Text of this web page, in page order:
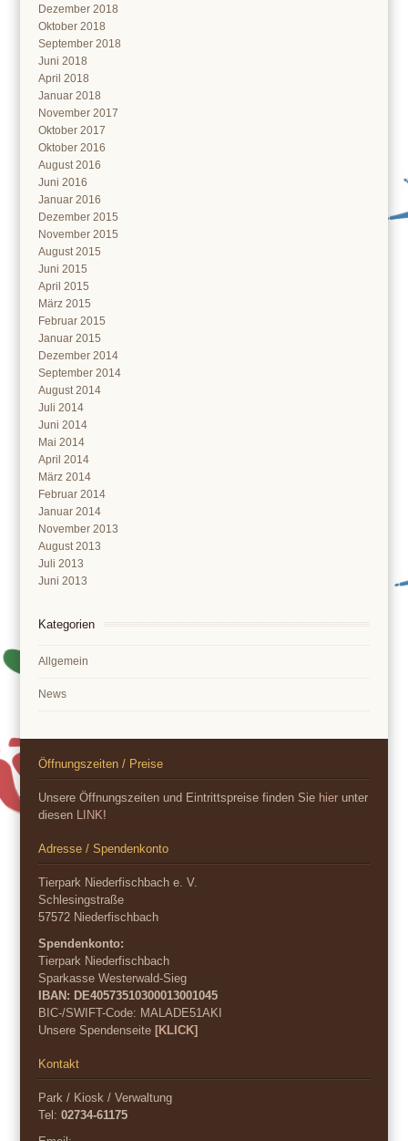
Dezember 2018
Oktober 2018
September 2018
Juni 2018
April 2018
Januar 2018
November 2017
Oktober 2017
Oktober 2016
August 2016
Juni 2016
Januar 2016
Dezember 2015
November 2015
August 2015
Juni 2015
April 2015
März 2015
Februar 2015
Januar 2015
Dezember 2014
September 2014
August 2014
Juli 2014
Juni 2014
Mai 2014
April 2014
März 2014
Februar 2014
Januar 2014
November 2013
August 2013
Juli 2013
Juni 2013
Kategorien
Allgemein
News
Öffnungszeiten / Preise
Unsere Öffnungszeiten und Eintrittspreise finden Sie hier unter
diesen LINK!
Adresse / Spendenkonto
Tierpark Niederfischbach e. V.
Schlesingstraße
57572 Niederfischbach
Spendenkonto:
Tierpark Niederfischbach
Sparkasse Westerwald-Sieg
IBAN: DE40573510300013001045
BIC-/SWIFT-Code: MALADE51AKI
Unsere Spendenseite [KLICK]
Kontakt
Park / Kiosk / Verwaltung
Tel:02734-61175